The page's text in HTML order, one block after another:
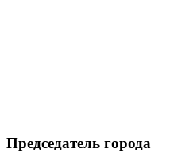
Председатель города